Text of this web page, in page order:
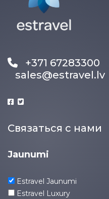
+371 67283300
sales@estravel.lv
Связаться с нами
Jaunumi
Estravel Jaunumi
Estravel Luxury